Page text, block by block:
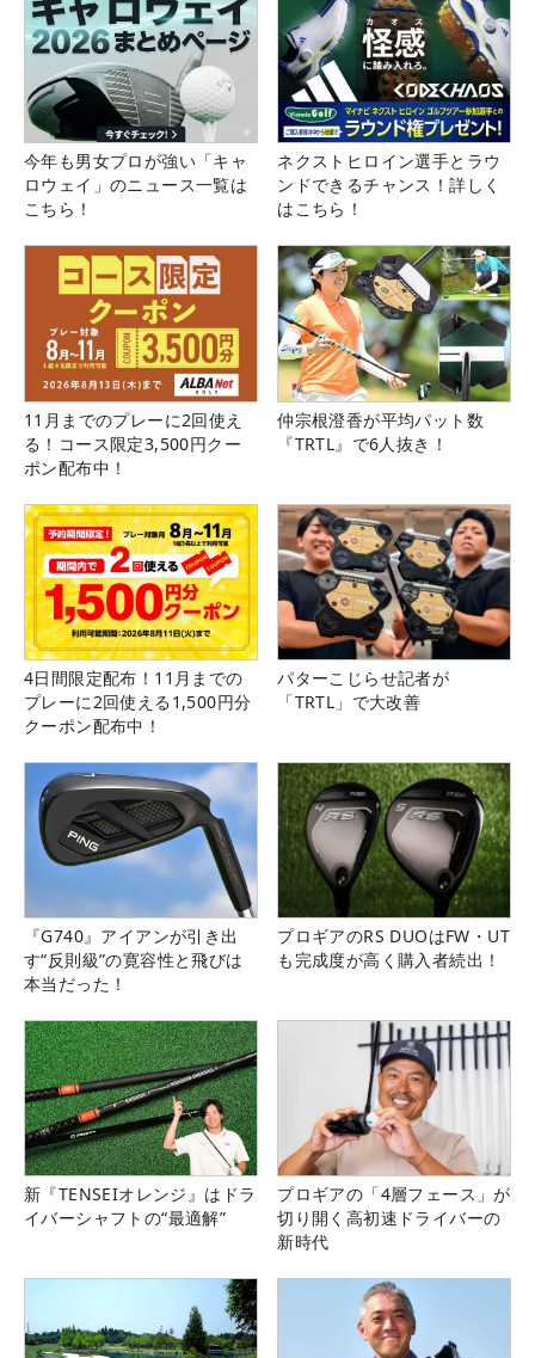
今年も男女プロが強い「キャ
ロウェイ」のニュース一覧は
こちら！
ネクストヒロイン選手とラウ
ンドできるチャンス！詳しく
はこちら！
11月までのプレーに2回使え
る！コース限定3,500円クー
ポン配布中！
仲宗根澄香が平均パット数
『TRTL』で6人抜き！
4日間限定配布！11月までの
プレーに2回使える1,500円分
クーポン配布中！
パターこじらせ記者が
「TRTL」で大改善
『G740』アイアンが引き出
す“反則級”の寛容性と飛びは
本当だった！
プロギアのRS DUOはFW・UT
も完成度が高く購入者続出！
新『TENSEIオレンジ』はドラ
イバーシャフトの“最適解”
プロギアの「4層フェース」が
切り開く高初速ドライバーの
新時代